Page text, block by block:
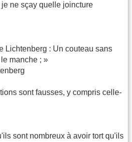
ne sçay quelle joincture
Lichtenberg : Un couteau sans
manche ; »
sont fausses, y compris celle-
sont nombreux à avoir tort qu'ils